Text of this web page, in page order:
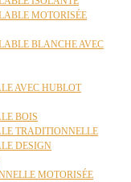
MOTORISÉE
BLANCHE AVEC
AVEC HUBLOT
BOIS
TRADITIONNELLE
DESIGN
MOTORISÉE